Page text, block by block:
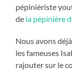
pépiniériste
de la pépinière
Nous avons
les fameuses
rajouter sur le